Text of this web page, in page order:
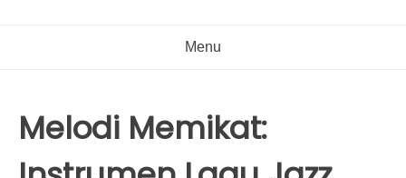
Menu
Melodi Memikat: